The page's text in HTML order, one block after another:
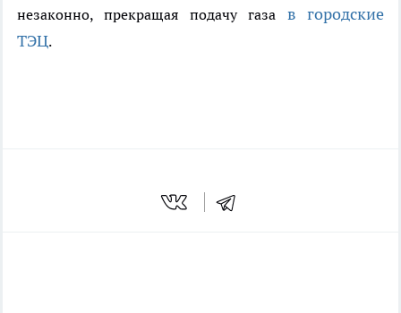
незаконно, прекращая подачу газа в городские
ТЭЦ.